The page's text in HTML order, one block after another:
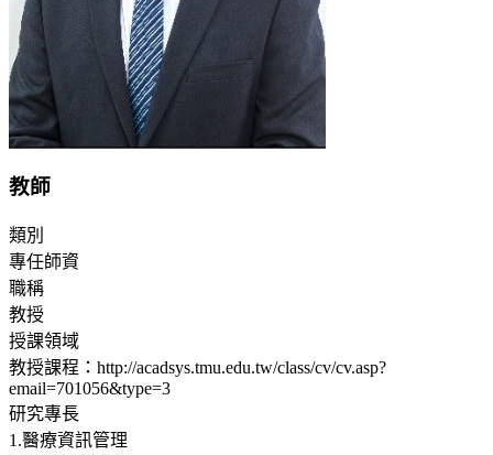
教師
類別
專任師資
職稱
教授
授課領域
教授課程：http://acadsys.tmu.edu.tw/class/cv/cv.asp?
email=701056&type=3
研究專長
1.醫療資訊管理